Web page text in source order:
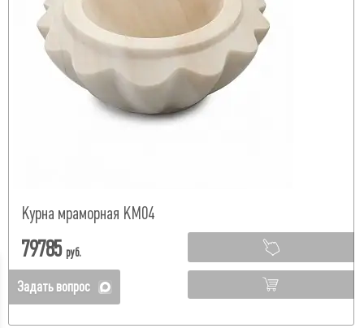
Курна мраморная КМ04
79785 руб.
Задать вопрос